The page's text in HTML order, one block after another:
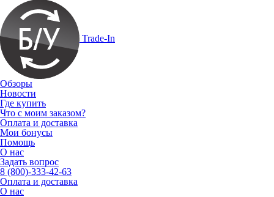
Trade-In
Обзоры
Новости
Где купить
Что с моим заказом?
Оплата и доставка
Мои бонусы
Помощь
О нас
Задать вопрос
8 (800)-333-42-63
Оплата и доставка
О нас